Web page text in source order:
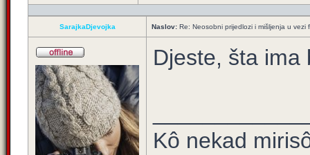
SarajkaDjevojka Naslov: Re: Neosobni prijedlozi i mišljenja u vezi
Djeste, šta
Kô nekad